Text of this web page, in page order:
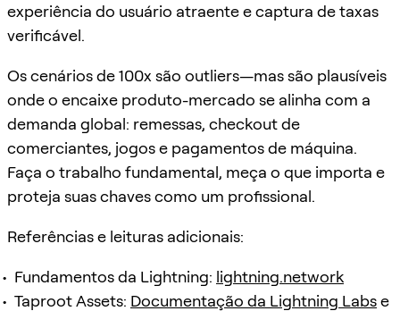
experiência do usuário atraente e captura de taxas
verificável.
Os cenários de 100x são outliers—mas são plausíveis
onde o encaixe produto-mercado se alinha com a
demanda global: remessas, checkout de
comerciantes, jogos e pagamentos de máquina.
Faça o trabalho fundamental, meça o que importa e
proteja suas chaves como um profissional.
Referências e leituras adicionais:
Fundamentos da Lightning: lightning.network
Taproot Assets: Documentação da Lightning Labse